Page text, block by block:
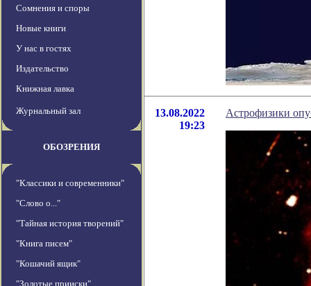
Сомнения и споры
Новые книги
У нас в гостях
Издательство
Книжная лавка
Журнальный зал
ОБОЗРЕНИЯ
"Классики и современники"
"Слово о..."
"Тайная история творений"
"Книга писем"
"Кошачий ящик"
"Золотые прииски"
13.08.2022
19:23
Астрофизики